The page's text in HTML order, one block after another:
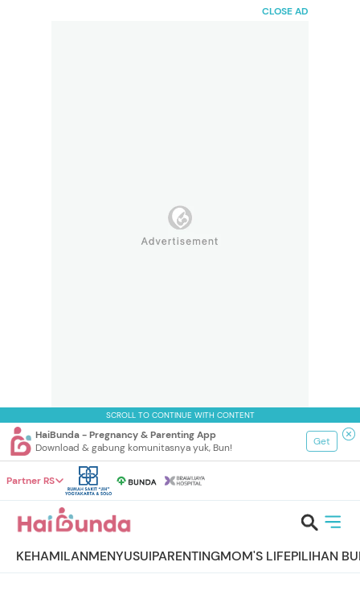
CLOSE AD
SCROLL TO CONTINUE WITH CONTENT
HaiBunda - Pregnancy & Parenting App
Download & gabung komunitasnya yuk, Bun!
Get
Partner RS
KEHAMILANMENYUSUIPARENTINGMOM'S LIFEPILIHAN